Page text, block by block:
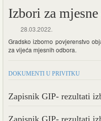
Izbori za
28.03.2022.
Gradsko izborno povjerenstvo
za vijeća mjesnih odbora.
DOKUMENTI U PRIVITKU
Zapisnik GIP- rezultati
Zapisnik GIP- rezultati